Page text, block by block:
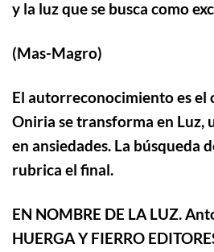
y la luz que se busca como
(Mas-Magro)
El autorreconocimiento es el
Oniria se transforma en Luz,
en ansiedades. La búsqueda
rubrica el final.
EN NOMBRE DE LA LUZ.
HUERGA Y FIERRO